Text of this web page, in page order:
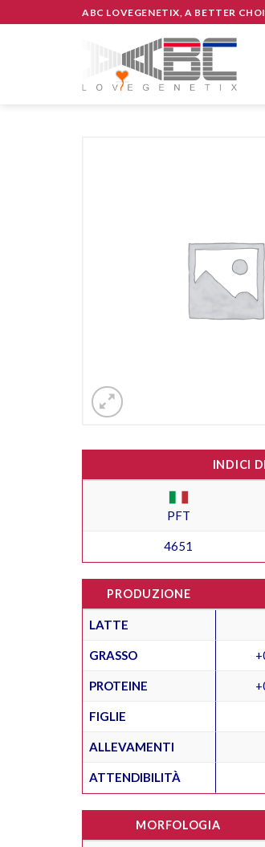
to
ABC LOVEGENETIX, A BETTER
INDICI
PFT
4651
PRODUZIONE
LATTE
GRASSO
PROTEINE
FIGLIE
ALLEVAMENTI
ATTENDIBILITÀ
MORFOLOGIA